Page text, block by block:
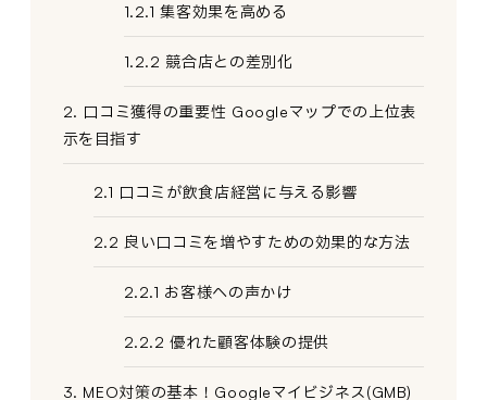
1.2.1 集客効果を高める
1.2.2 競合店との差別化
2. 口コミ獲得の重要性 Googleマップでの上位表
示を目指す
2.1 口コミが飲食店経営に与える影響
2.2 良い口コミを増やすための効果的な方法
2.2.1 お客様への声かけ
2.2.2 優れた顧客体験の提供
3. MEO対策の基本！Googleマイビジネス(GMB)